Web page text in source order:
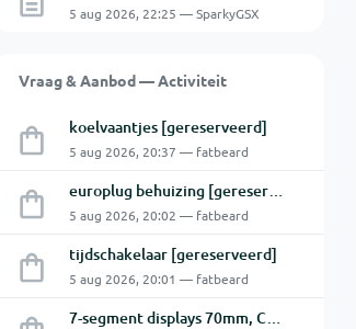
5 aug 2026, 22:25 — SparkyGSX
Vraag & Aanbod — Activiteit
koelvaantjes [gereserveerd]
5 aug 2026, 20:37 — fatbeard
europlug behuizing [gereserveerd]
5 aug 2026, 20:02 — fatbeard
tijdschakelaar [gereserveerd]
5 aug 2026, 20:01 — fatbeard
7-segment displays 70mm, CA [gereserveerd]